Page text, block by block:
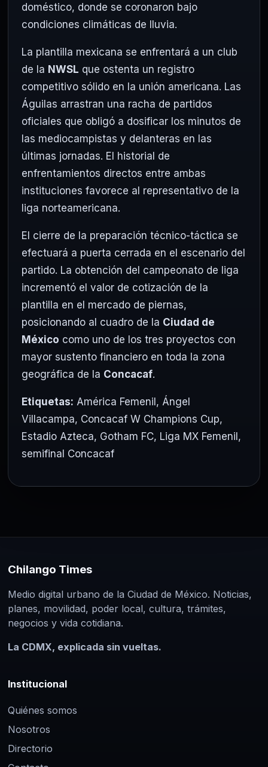
doméstico, donde se coronaron bajo
condiciones climáticas de lluvia.
La plantilla mexicana se enfrentará a un club
de la NWSL que ostenta un registro
competitivo sólido en la unión americana. Las
Águilas arrastran una racha de partidos
oficiales que obligó a dosificar los minutos de
las mediocampistas y delanteras en las
últimas jornadas. El historial de
enfrentamientos directos entre ambas
instituciones favorece al representativo de la
liga norteamericana.
El cierre de la preparación técnico-táctica se
efectuará a puerta cerrada en el escenario del
partido. La obtención del campeonato de liga
incrementó el valor de cotización de la
plantilla en el mercado de piernas,
posicionando al cuadro de la Ciudad de
México como uno de los tres proyectos con
mayor sustento financiero en toda la zona
geográfica de la Concacaf.
Etiquetas: América Femenil, Ángel
Villacampa, Concacaf W Champions Cup,
Estadio Azteca, Gotham FC, Liga MX Femenil,
semifinal Concacaf
Chilango Times
Medio digital urbano de la Ciudad de México. Noticias,
planes, movilidad, poder local, cultura, trámites,
negocios y vida cotidiana.
La CDMX, explicada sin vueltas.
Institucional
Quiénes somos
Nosotros
Directorio